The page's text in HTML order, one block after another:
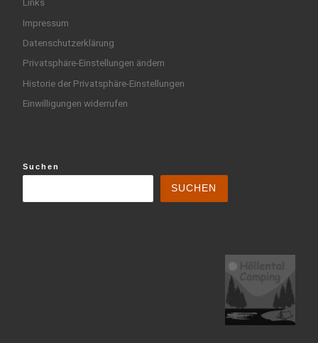
Impressum
Datenschutzerklärung
Privatsphäre-Einstellungen ändern
Historie der Privatsphäre-Einstellungen
Einwilligungen widerrufen
Suchen
SUCHEN